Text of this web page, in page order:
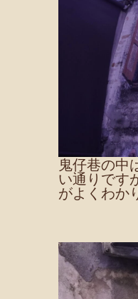
鬼仔巷の中
い通りです
がよくわか